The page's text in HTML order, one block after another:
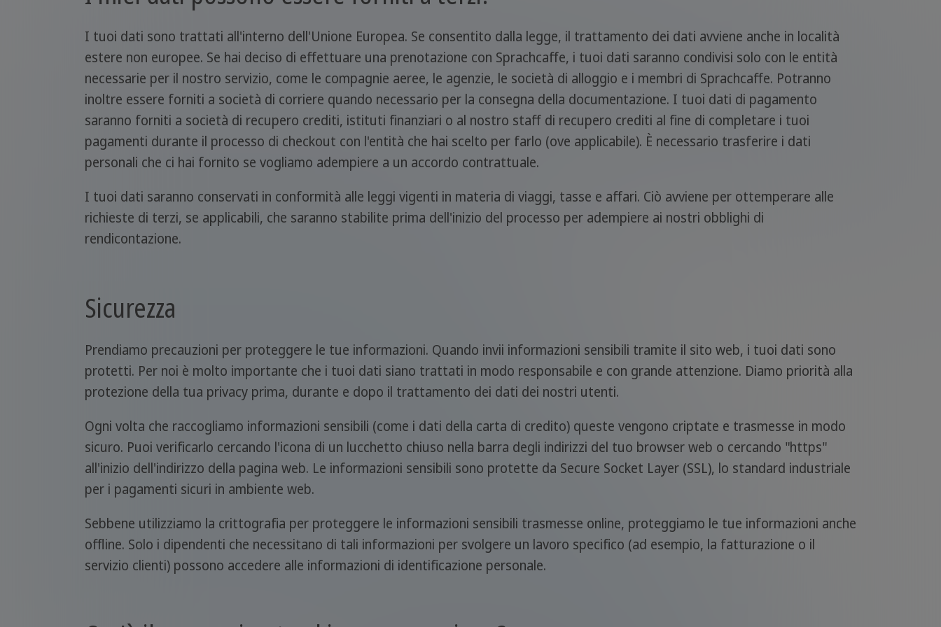
I tuoi dati sono trattati all'interno dell'Unione Europea. Se consentito dalla legge, il trattamento dei dati avviene anche in località
estere non europee. Se hai deciso di effettuare una prenotazione con Sprachcaffe, i tuoi dati saranno condivisi solo con le entità
necessarie per il nostro servizio, come le compagnie aeree, le agenzie, le società di alloggio e i membri di Sprachcaffe. Potranno
inoltre essere forniti a società di corriere quando necessario per la consegna della documentazione. I tuoi dati di pagamento
saranno forniti a società di recupero crediti, istituti finanziari o al nostro staff di recupero crediti al fine di completare i tuoi
pagamenti durante il processo di checkout con l'entità che hai scelto per farlo (ove applicabile). È necessario trasferire i dati
personali che ci hai fornito se vogliamo adempiere a un accordo contrattuale.
I tuoi dati saranno conservati in conformità alle leggi vigenti in materia di viaggi, tasse e affari. Ciò avviene per ottemperare alle
richieste di terzi, se applicabili, che saranno stabilite prima dell'inizio del processo per adempiere ai nostri obblighi di
rendicontazione.
Sicurezza
Prendiamo precauzioni per proteggere le tue informazioni. Quando invii informazioni sensibili tramite il sito web, i tuoi dati sono
protetti. Per noi è molto importante che i tuoi dati siano trattati in modo responsabile e con grande attenzione. Diamo priorità alla
protezione della tua privacy prima, durante e dopo il trattamento dei dati dei nostri utenti.
Ogni volta che raccogliamo informazioni sensibili (come i dati della carta di credito) queste vengono criptate e trasmesse in modo
sicuro. Puoi verificarlo cercando l'icona di un lucchetto chiuso nella barra degli indirizzi del tuo browser web o cercando "https"
all'inizio dell'indirizzo della pagina web. Le informazioni sensibili sono protette da Secure Socket Layer (SSL), lo standard industriale
per i pagamenti sicuri in ambiente web.
Sebbene utilizziamo la crittografia per proteggere le informazioni sensibili trasmesse online, proteggiamo le tue informazioni anche
offline. Solo i dipendenti che necessitano di tali informazioni per svolgere un lavoro specifico (ad esempio, la fatturazione o il
servizio clienti) possono accedere alle informazioni di identificazione personale.